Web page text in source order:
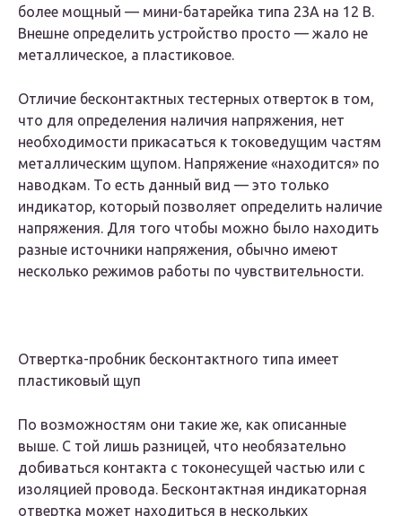
более мощный — мини-батарейка типа 23A на 12 В.
Внешне определить устройство просто — жало не
металлическое, а пластиковое.
Отличие бесконтактных тестерных отверток в том,
что для определения наличия напряжения, нет
необходимости прикасаться к токоведущим частям
металлическим щупом. Напряжение «находится» по
наводкам. То есть данный вид — это только
индикатор, который позволяет определить наличие
напряжения. Для того чтобы можно было находить
разные источники напряжения, обычно имеют
несколько режимов работы по чувствительности.
Отвертка-пробник бесконтактного типа имеет
пластиковый щуп
По возможностям они такие же, как описанные
выше. С той лишь разницей, что необязательно
добиваться контакта с токонесущей частью или с
изоляцией провода. Бесконтактная индикаторная
отвертка может находиться в нескольких